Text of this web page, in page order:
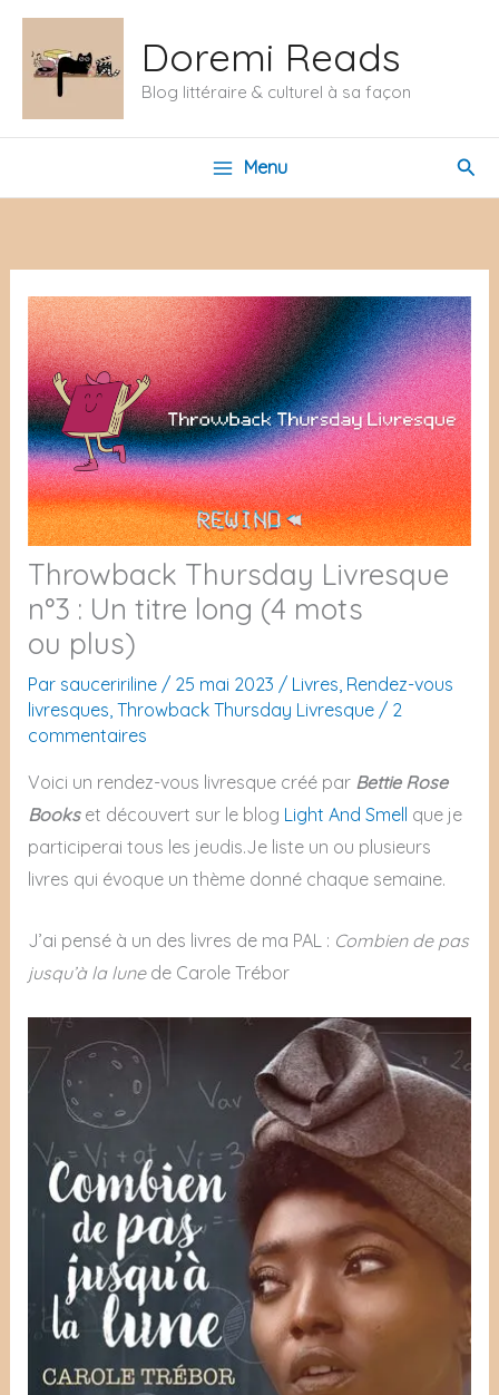
Aller
contenu
Doremi Reads
Blog littéraire & culturel à sa façon
Menu
Throwback Thursday Livresque
n°3 : Un titre long (4 mots
ou plus)
Par sauceririline / 25 mai 2023 / Livres, Rendez-vous
livresques, Throwback Thursday Livresque/ 2
commentaires
Voici un rendez-vous livresque créé par Bettie Rose
Bookset découvert sur le blog Light And Smell que je
participerai tous les jeudis.Je liste un ou plusieurs
livres qui évoque un thème donné chaque semaine.
J’ai pensé à un des livres de ma PAL : Combien de pas
jusqu’à la lunede Carole Trébor